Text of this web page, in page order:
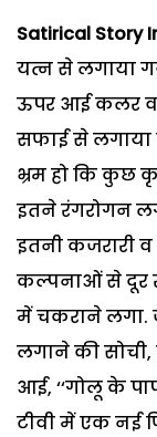
Satirical Story
यत्न से लगाया
ऊपर आई कलर व
सफाई से लगाया
भ्रम हो कि कुछ
इतने रंगरोगन
इतनी कजरारी
कल्पनाओं से दूर
में चकराने लगा.
लगाने की सोची,
आई, ‘‘गोलू के
टीवी में एक नई